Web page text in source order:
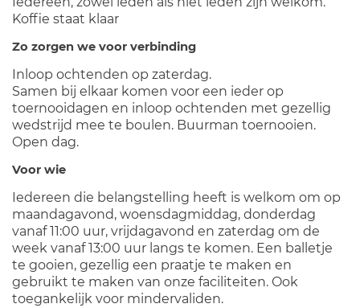
Koffie staat klaar
Zo zorgen we voor verbinding
Inloop ochtenden op zaterdag.
Samen bij elkaar komen voor een ieder op
toernooidagen en inloop ochtenden met gezellig
wedstrijd mee te boulen. Buurman toernooien.
Open dag.
Voor wie
Iedereen die belangstelling heeft is welkom om op
maandagavond, woensdagmiddag, donderdag
vanaf 11:00 uur, vrijdagavond en zaterdag om de
week vanaf 13:00 uur langs te komen. Een balletje
te gooien, gezellig een praatje te maken en
gebruikt te maken van onze faciliteiten. Ook
toegankelijk voor mindervaliden.